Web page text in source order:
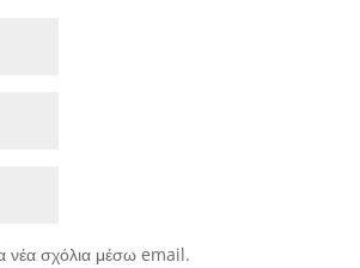
νέα σχόλια μέσω email.